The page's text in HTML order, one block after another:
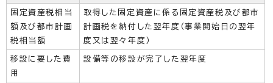
固定資産税相当
額及び都市計画
税相当額
取得した固定資産に係る固定資産税及び都市
計画税を納付した翌年度（事業開始日の翌年
度又は翌々年度）
移設に要した費
用
設備等の移設が完了した翌年度